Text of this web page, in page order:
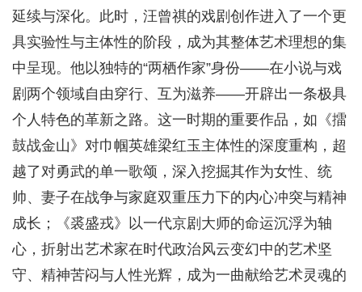
延续与深化。此时，汪曾祺的戏剧创作进入了一个更
具实验性与主体性的阶段，成为其整体艺术理想的集
中呈现。他以独特的“两栖作家”身份——在小说与戏
剧两个领域自由穿行、互为滋养——开辟出一条极具
个人特色的革新之路。这一时期的重要作品，如《擂
鼓战金山》对巾帼英雄梁红玉主体性的深度重构，超
越了对勇武的单一歌颂，深入挖掘其作为女性、统
帅、妻子在战争与家庭双重压力下的内心冲突与精神
成长；《裘盛戎》以一代京剧大师的命运沉浮为轴
心，折射出艺术家在时代政治风云变幻中的艺术坚
守、精神苦闷与人性光辉，成为一曲献给艺术灵魂的